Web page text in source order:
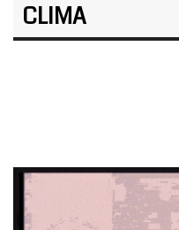
CLIMA